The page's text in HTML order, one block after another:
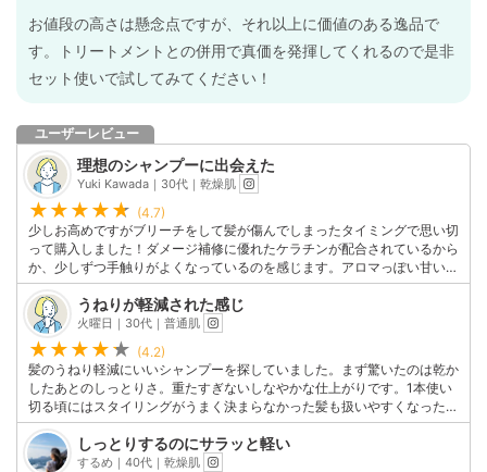
お値段の高さは懸念点ですが、それ以上に価値のある逸品で
す。トリートメントとの併用で真価を発揮してくれるので是非
セット使いで試してみてください！
ユーザーレビュー
理想のシャンプーに出会えた
Yuki Kawada｜30代｜乾燥肌
(4.7)
少しお高めですがブリーチをして髪が傷んでしまったタイミングで思い切
って購入しました！ダメージ補修に優れたケラチンが配合されているから
か、少しずつ手触りがよくなっているのを感じます。アロマっぽい甘い香
りもお気に入り。ようやく使い続けたいと思えるシャンプーに出会えまし
た！
うねりが軽減された感じ
火曜日｜30代｜普通肌
(4.2)
髪のうねり軽減にいいシャンプーを探していました。まず驚いたのは乾か
したあとのしっとりさ。重たすぎないしなやかな仕上がりです。1本使い
切る頃にはスタイリングがうまく決まらなかった髪も扱いやすくなった感
じがします。本格的に髪質をケアしたい人におすすめです。
このユーザーの他の口コミを見る
しっとりするのにサラッと軽い
するめ｜40代｜乾燥肌